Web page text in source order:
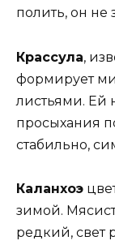
полить, он не
Крассула,
формирует
листьями. Ей
просыхания
стабильно,
Каланхоэ
зимой.
редкий, свет